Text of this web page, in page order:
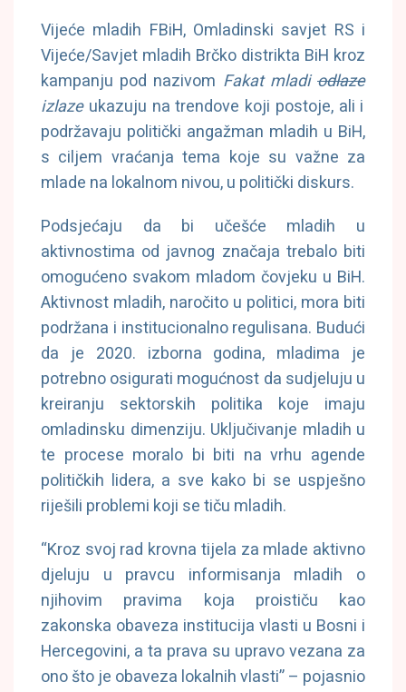
Vijeće mladih FBiH, Omladinski savjet RS i
Vijeće/Savjet mladih Brčko distrikta BiH kroz
kampanju pod nazivom Fakat mladiodlaze
izlazeukazuju na trendove koji postoje, ali i
podržavaju politički angažman mladih u BiH,
s ciljem vraćanja tema koje su važne za
mlade na lokalnom nivou, u politički diskurs.
Podsjećaju da bi učešće mladih u
aktivnostima od javnog značaja trebalo biti
omogućeno svakom mladom čovjeku u BiH.
Aktivnost mladih, naročito u politici, mora biti
podržana i institucionalno regulisana. Budući
da je 2020. izborna godina, mladima je
potrebno osigurati mogućnost da sudjeluju u
kreiranju sektorskih politika koje imaju
omladinsku dimenziju. Uključivanje mladih u
te procese moralo bi biti na vrhu agende
političkih lidera, a sve kako bi se uspješno
riješili problemi koji se tiču mladih.
“Kroz svoj rad krovna tijela za mlade aktivno
djeluju u pravcu informisanja mladih o
njihovim pravima koja proističu kao
zakonska obaveza institucija vlasti u Bosni i
Hercegovini, a ta prava su upravo vezana za
ono što je obaveza lokalnih vlasti” – pojasnio